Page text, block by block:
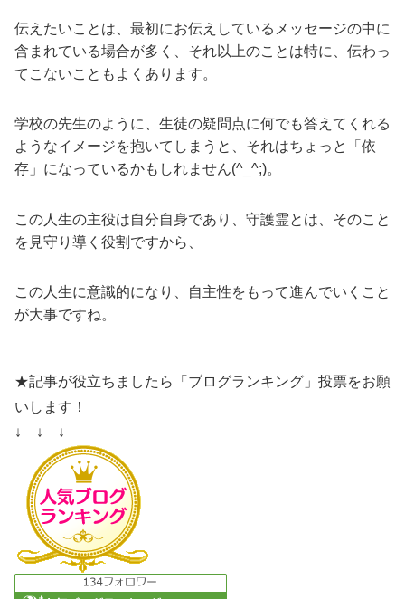
伝えたいことは、最初にお伝えしているメッセージの中に
含まれている場合が多く、それ以上のことは特に、伝わっ
てこないこともよくあります。
学校の先生のように、生徒の疑問点に何でも答えてくれる
ようなイメージを抱いてしまうと、それはちょっと「依
存」になっているかもしれません(^_^;)。
この人生の主役は自分自身であり、守護霊とは、そのこと
を見守り導く役割ですから、
この人生に意識的になり、自主性をもって進んでいくこと
が大事ですね。
★記事が役立ちましたら「ブログランキング」投票をお願
いします！
↓ ↓ ↓